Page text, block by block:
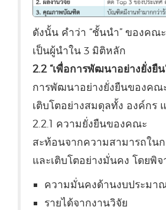
ดังนั้น คำว่า “ชั้นนำ” ของคณ
เป็นผู้นำใน 3 มิติหลัก
2.2 “เพื่อการพัฒนาอย่างยั่งยืน
การพัฒนาอย่างยั่งยืนของคณ
เติบโตอย่างสมดุลทั้ง องค์กร
2.2.1 ความยั่งยืนของคณะ
สะท้อนจากความสามารถใน
และเติบโตอย่างมั่นคง โดยพิ
ความมั่นคงด้านงบประมา
รายได้จากงานวิจัย